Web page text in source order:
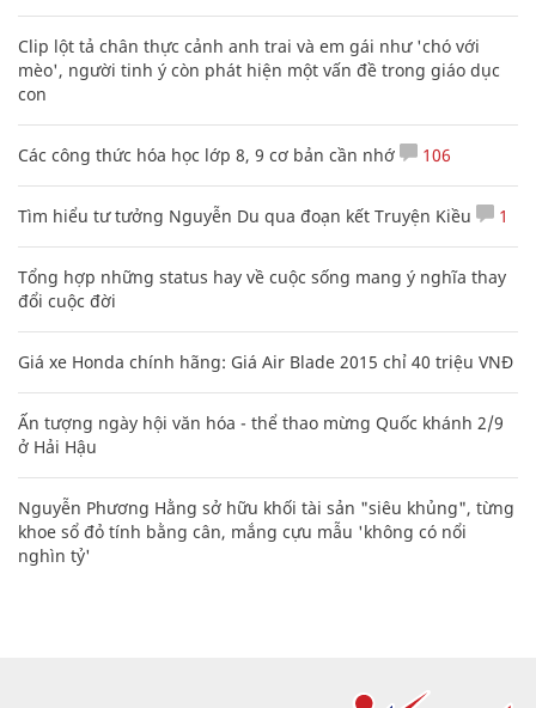
Clip lột tả chân thực cảnh anh trai và em gái như 'chó với
mèo', người tinh ý còn phát hiện một vấn đề trong giáo dục
con
Các công thức hóa học lớp 8, 9 cơ bản cần nhớ 106
Tìm hiểu tư tưởng Nguyễn Du qua đoạn kết Truyện Kiều 1
Tổng hợp những status hay về cuộc sống mang ý nghĩa thay
đổi cuộc đời
Giá xe Honda chính hãng: Giá Air Blade 2015 chỉ 40 triệu VNĐ
Ấn tượng ngày hội văn hóa - thể thao mừng Quốc khánh 2/9
ở Hải Hậu
Nguyễn Phương Hằng sở hữu khối tài sản "siêu khủng", từng
khoe sổ đỏ tính bằng cân, mắng cựu mẫu 'không có nổi
nghìn tỷ'